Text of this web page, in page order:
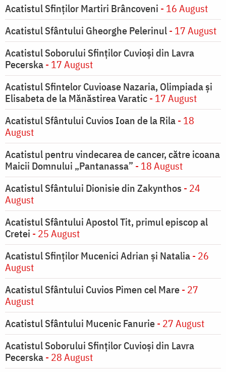
Acatistul Sfinților Martiri Brâncoveni - 16 August
Acatistul Sfântului Gheorghe Pelerinul- 17 August
Acatistul Soborului Sfinților Cuvioși din Lavra
Pecerska- 17 August
Acatistul Sfintelor Cuvioase Nazaria, Olimpiada și
Elisabeta de la Mănăstirea Varatic- 17 August
Acatistul Sfântului Cuvios Ioan de la Rila- 18
August
Acatistul pentru vindecarea de cancer, către icoana
Maicii Domnului „Pantanassa” - 18 August
Acatistul Sfântului Dionisie din Zakynthos - 24
August
Acatistul Sfântului Apostol Tit, primul episcop al
Cretei - 25 August
Acatistul Sfinților Mucenici Adrian și Natalia- 26
August
Acatistul Sfântului Cuvios Pimen cel Mare- 27
August
Acatistul Sfântului Mucenic Fanurie- 27 August
Acatistul Soborului Sfinților Cuvioși din Lavra
Pecerska- 28 August